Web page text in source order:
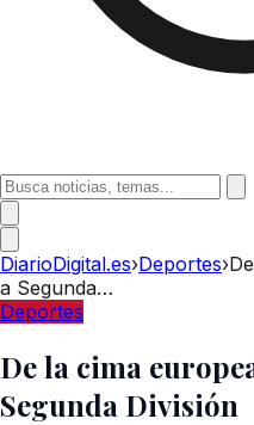
DiarioDigital.es›Deportes›
a Segunda…
Deportes
De la cima
Segunda División